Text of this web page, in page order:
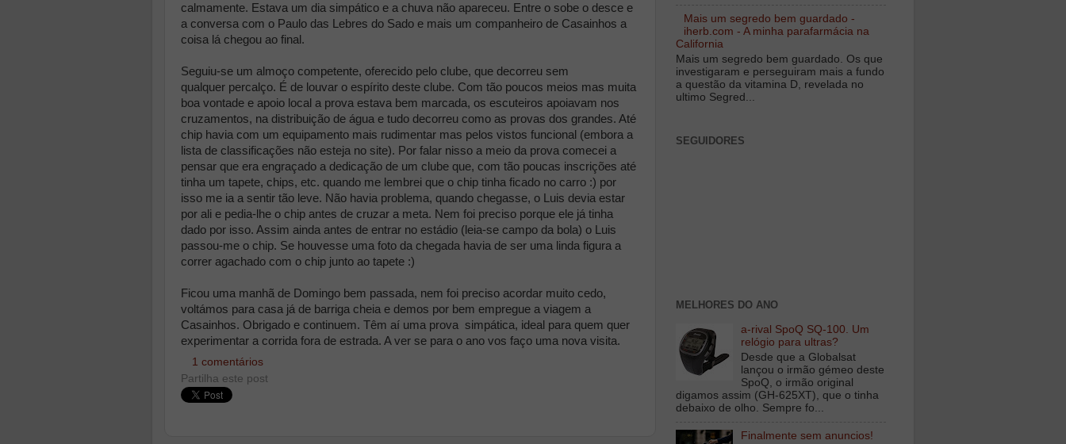
calmamente. Estava um dia simpático e a chuva não apareceu. Entre o sobe o desce e
a conversa com o Paulo das Lebres do Sado e mais um companheiro de Casainhos a
coisa lá chegou ao final.
Seguiu-se um almoço competente, oferecido pelo clube, que decorreu sem
qualquer percalço. É de louvar o espírito deste clube. Com tão poucos meios mas muita
boa vontade e apoio local a prova estava bem marcada, os escuteiros apoiavam nos
cruzamentos, na distribuição de água e tudo decorreu como as provas dos grandes. Até
chip havia com um equipamento mais rudimentar mas pelos vistos funcional (embora a
lista de classificações não esteja no site). Por falar nisso a meio da prova comecei a
pensar que era engraçado a dedicação de um clube que, com tão poucas inscrições até
tinha um tapete, chips, etc. quando me lembrei que o chip tinha ficado no carro :) por
isso me ia a sentir tão leve. Não havia problema, quando chegasse, o Luis devia estar
por ali e pedia-lhe o chip antes de cruzar a meta. Nem foi preciso porque ele já tinha
dado por isso. Assim ainda antes de entrar no estádio (leia-se campo da bola) o Luis
passou-me o chip. Se houvesse uma foto da chegada havia de ser uma linda figura a
correr agachado com o chip junto ao tapete :)
Ficou uma manhã de Domingo bem passada, nem foi preciso acordar muito cedo,
voltámos para casa já de barriga cheia e demos por bem empregue a viagem a
Casainhos. Obrigado e continuem. Têm aí uma prova simpática, ideal para quem quer
experimentar a corrida fora de estrada. A ver se para o ano vos faço uma nova visita.
1 comentários
Partilha este post
Mais um segredo bem guardado -
iherb.com - A minha parafarmácia na
California
Mais um segredo bem guardado. Os que
investigaram e perseguiram mais a fundo
a questão da vitamina D, revelada no
ultimo Segred...
SEGUIDORES
MELHORES DO ANO
a-rival SpoQ SQ-100. Um
relógio para ultras?
Desde que a Globalsat
lançou o irmão gémeo deste
SpoQ, o irmão original
digamos assim (GH-625XT), que o tinha
debaixo de olho. Sempre fo...
Finalmente sem anuncios!